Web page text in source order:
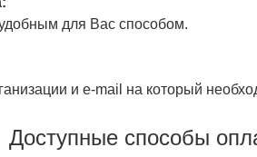
для Вас способом.
и e-mail на который
Доступные способы